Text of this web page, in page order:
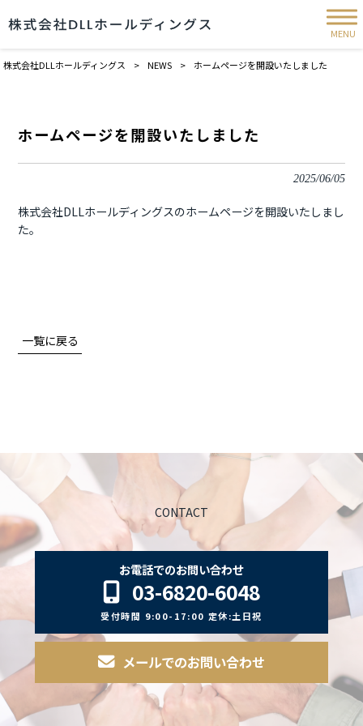
MENU
株式会社DLLホールディングス > NEWS > ホームページを開設いたしました
ホームページを開設いたしました
2025/06/05
株式会社DLLホールディングスのホームページを開設いたしまし
た。
一覧に戻る
CONTACT
お電話でのお問い合わせ
03-6820-6048
受付時間 9:00-17:00 定休:土日祝
メールでのお問い合わせ